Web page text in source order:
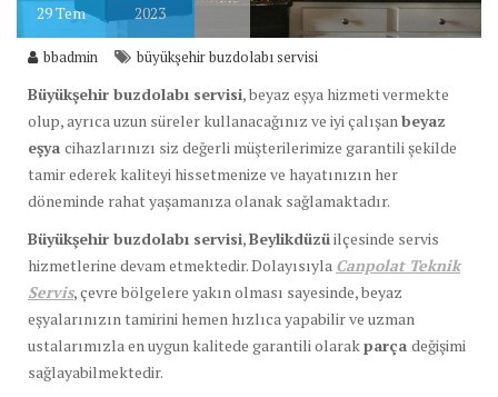
29Tem 2023
bbadmin büyükşehir buzdolabı servisi
Büyükşehir buzdolabı servisi, beyaz eşya hizmeti vermekte
olup, ayrıca uzun süreler kullanacağınız ve iyi çalışan beyaz
eşya cihazlarınızı siz değerli müşterilerimize garantili şekilde
tamir ederek kaliteyi hissetmenize ve hayatınızın her
döneminde rahat yaşamanıza olanak sağlamaktadır.
Büyükşehir buzdolabı servisi,Beylikdüzüilçesinde servis
hizmetlerine devam etmektedir. Dolayısıyla Canpolat Teknik
Servis, çevre bölgelere yakın olması sayesinde, beyaz
eşyalarınızın tamirini hemen hızlıca yapabilir ve uzman
ustalarımızla en uygun kalitede garantili olarakparça değişimi
sağlayabilmektedir.